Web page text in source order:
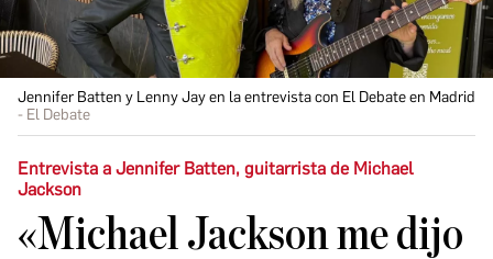
Jennifer Batten y Lenny Jay en la entrevista con El Debate en Madrid
El Debate
Entrevista a Jennifer Batten, guitarrista de Michael
Jackson
«Michael Jackson me dijo